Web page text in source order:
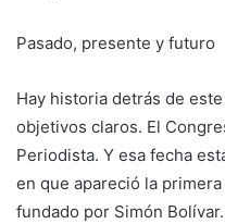
Pasado, presente y futuro
Hay historia detrás de
objetivos claros. El
Periodista. Y esa fecha
en que apareció la
fundado por Simón